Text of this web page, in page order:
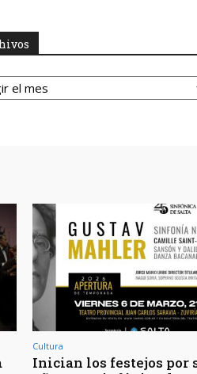
Cultura
Inician los festejos por